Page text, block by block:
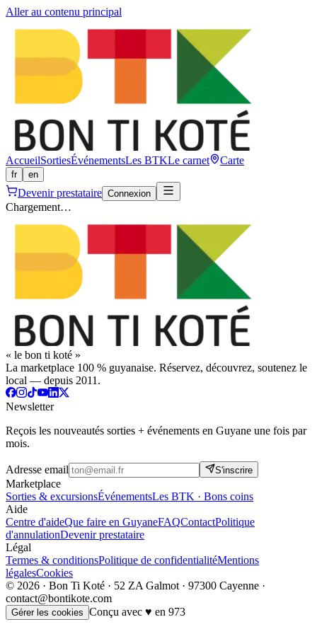
Aller au contenu principal
AccueilSortiesÉvénementsLes BTKLe carnet Carte
fr en
Devenir prestataire Connexion
Chargement…
« le bon ti koté »
La marketplace 100 % guyanaise. Réservez, découvrez, soutenez le
local — depuis 2011.
Newsletter
Reçois les nouveautés sorties + événements en Guyane une fois par
mois.
Adresse email S'inscrire
Marketplace
Sorties & excursionsÉvénementsLes BTK · Bons coins
Aide
Centre d'aideQue faire en GuyaneFAQContactPolitique
d'annulationDevenir prestataire
Légal
Termes & conditionsPolitique de confidentialitéMentions
légalesCookies
© 2026 · Bon Ti Koté · 52 ZA Galmot · 97300 Cayenne ·
contact@bontikote.com
Gérer les cookies Conçu avec ♥ en 973